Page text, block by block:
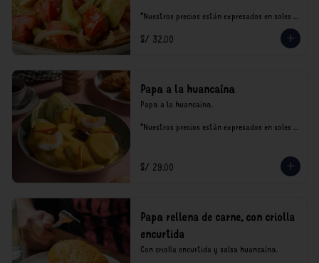
*Nuestros precios están expresados en soles e
consumo.
S/ 32.00
Papa a la huancaína
Papa a la huancaína.
*Nuestros precios están expresados en soles e
S/ 29.00
Papa rellena de carne, con criolla
encurtida
Con criolla encurtida y salsa huancaína.